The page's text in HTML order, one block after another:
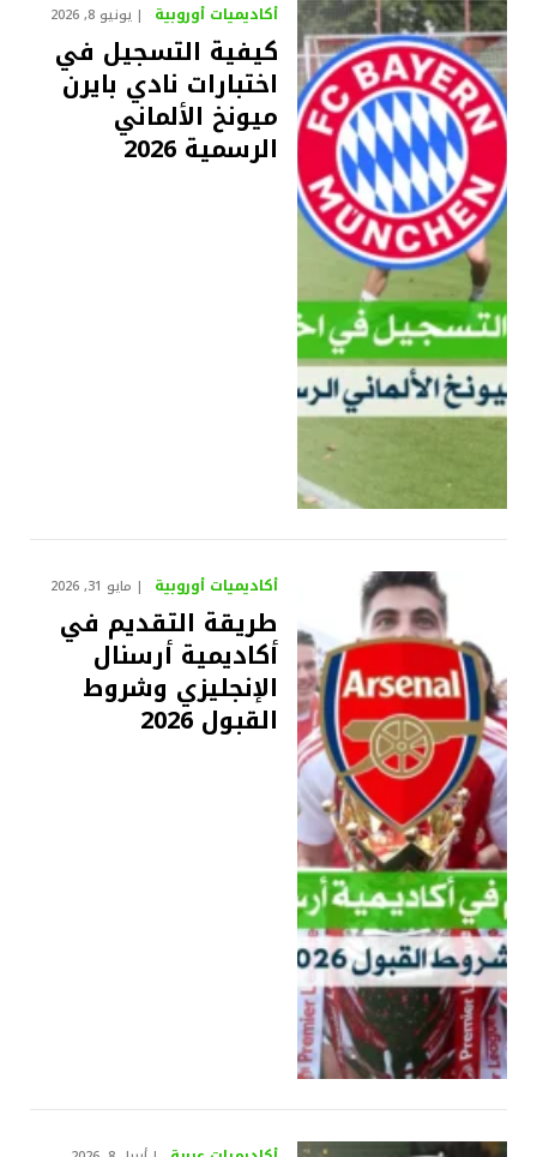
أكاديميات أوروبية يونيو 8, 2026
كيفية التسجيل في
اختبارات نادي بايرن
ميونخ الألماني
الرسمية 2026
أكاديميات أوروبية مايو 31, 2026
طريقة التقديم في
أكاديمية أرسنال
الإنجليزي وشروط
القبول 2026